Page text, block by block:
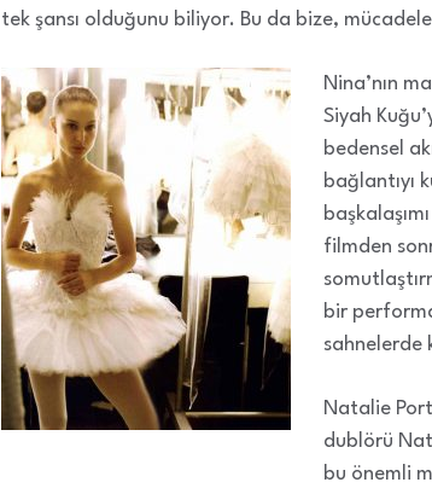
tek şansı olduğunu biliyor. Bu da bize,
Nina’nın
Siyah
bedensel
bağlantıyı
filmden
bir
sahnelerde
Natalie
dublörü
bu önemli